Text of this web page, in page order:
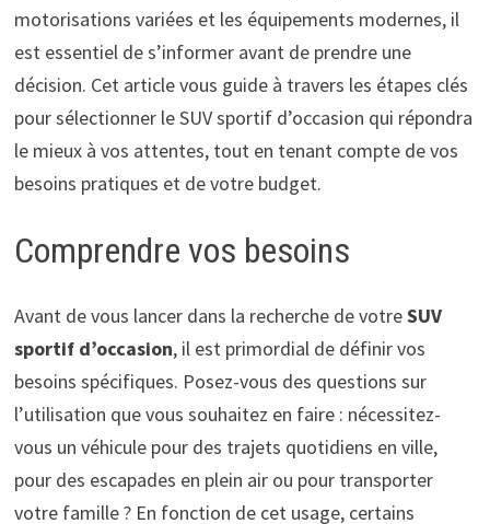
motorisations variées et les équipements modernes, il
est essentiel de s’informer avant de prendre une
décision. Cet article vous guide à travers les étapes clés
pour sélectionner le SUV sportif d’occasion qui répondra
le mieux à vos attentes, tout en tenant compte de vos
besoins pratiques et de votre budget.
Comprendre vos besoins
Avant de vous lancer dans la recherche de votreSUV
sportif d’occasion, il est primordial de définir vos
besoins spécifiques. Posez-vous des questions sur
l’utilisation que vous souhaitez en faire : nécessitez-
vous un véhicule pour des trajets quotidiens en ville,
pour des escapades en plein air ou pour transporter
votre famille ? En fonction de cet usage, certains